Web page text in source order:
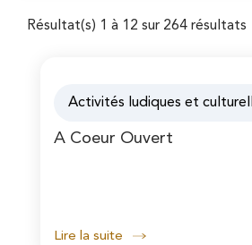
Résultat(s) 1 à 12 sur 264 résultats
Activités ludiques et
A Coeur Ouvert
Lire la suite